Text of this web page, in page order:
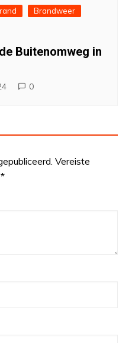
Brandweer
Buitenomweg in
0
Vereiste
*